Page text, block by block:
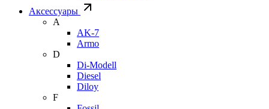
Аксессуары
A
AK-7
Armo
D
Di-Modell
Diesel
Diloy
F